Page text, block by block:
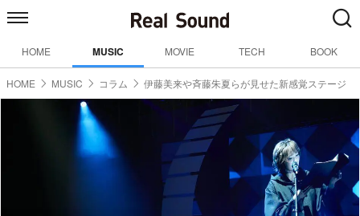
HOME MUSIC MOVIE TECH BOOK
HOME MUSIC コラム 伊藤美来や斉藤朱夏らが見せた新感覚ステージ